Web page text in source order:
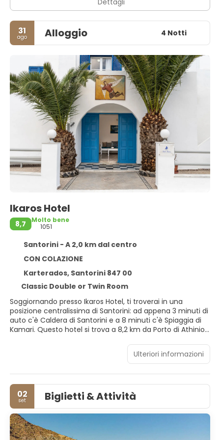
Dettagli
31
ago Alloggio 4 Notti
Ikaros Hotel
8,7
Molto bene
1051
Santorini - A 2,0 km dal centro
CON COLAZIONE
Karterados, Santorini 847 00
Classic Double or Twin Room
Soggiornando presso Ikaros Hotel, ti troverai in una
posizione centralissima di Santorini: ad appena 3 minuti di
auto c'è Caldera di Santorini e a 8 minuti c'è Spiaggia di
Kamari. Questo hotel si trova a 8,2 km da Porto di Athinios
Scopri i molti servizi ricreativi a disposizione, tra cui un
servizio di noleggio biciclette e una terrazza da dove
ammirare il paesaggio. Questo hotel dispone, inoltre, di il
Wi-Fi gratuito, una TV nelle aree comuni e l'assistenza per
la prenotazione di tour e biglietti.
Scegli una delle 15 camere della struttura, tutte provviste
di aria condizionata e frigorifero: ti sentirai subito a casa. Il
Wi-Fi gratuito ti consente di restare in contatto con il
Ulteriori informazioni
02
set Biglietti & Attività